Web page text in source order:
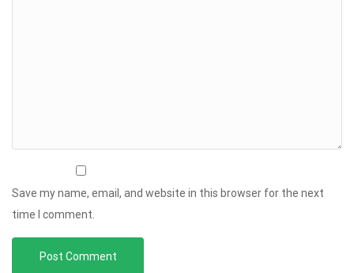
Save my name, email, and website in this browser for the next
time I comment.